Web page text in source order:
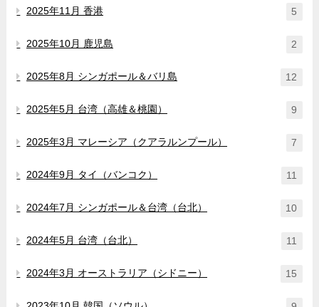
2025年11月 香港 5
2025年10月 鹿児島 2
2025年8月 シンガポール＆バリ島 12
2025年5月 台湾（高雄＆桃園） 9
2025年3月 マレーシア（クアラルンプール） 7
2024年9月 タイ（バンコク） 11
2024年7月 シンガポール＆台湾（台北） 10
2024年5月 台湾（台北） 11
2024年3月 オーストラリア（シドニー） 15